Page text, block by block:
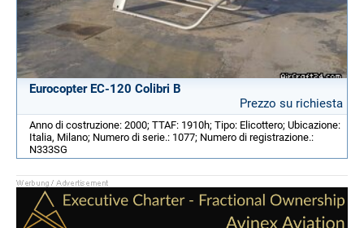
Eurocopter EC-120 Colibri B
Prezzo su richiesta
Anno di costruzione: 2000; TTAF: 1910h; Tipo: Elicottero; Ubicazione:
Italia, Milano; Numero di serie.: 1077; Numero di registrazione.:
N333SG